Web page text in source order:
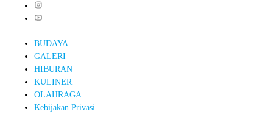
BUDAYA
GALERI
HIBURAN
KULINER
OLAHRAGA
Kebijakan Privasi